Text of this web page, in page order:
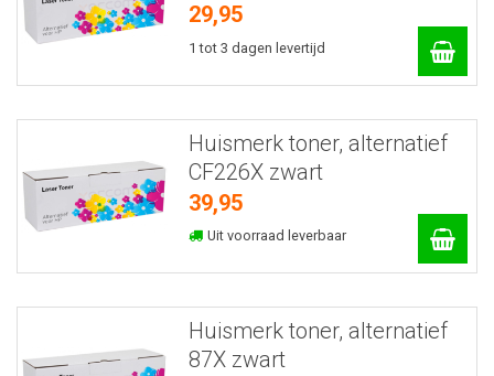
29,95
1 tot 3 dagen levertijd
Huismerk toner, alternatief
CF226X zwart
39,95
Uit voorraad leverbaar
Huismerk toner, alternatief
87X zwart